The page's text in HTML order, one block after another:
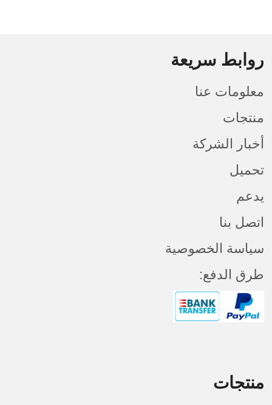
روابط سريعة
معلومات عنا
منتجات
أخبار الشركة
تحميل
يدعم
اتصل بنا
سياسة الخصوصية
طرق الدفع:
منتجات